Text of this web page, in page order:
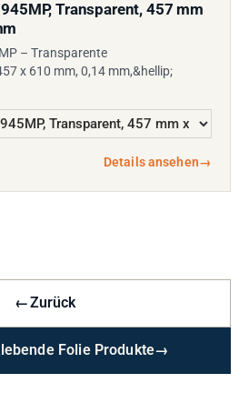
Transparent, 457 mm
– Transparente
x 610 mm, 0,14 mm,&hellip;
Details ansehen→
←Zurück
Folie Produkte→